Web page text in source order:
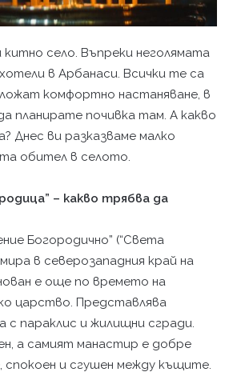
китно село. Въпреки неголямата
в Арбанаси. Всички те са
комфортно настаняване, в
планирате почивка там. А какво
Днес ви разказваме малко
обител в селото.
– какво трябва да
Богородично” (“Света
в северозападния край на
е още по времето на
царство. Представлява
с параклис и жилищни сгради.
а самият манастир е добре
спокоен и сгушен между къщите.